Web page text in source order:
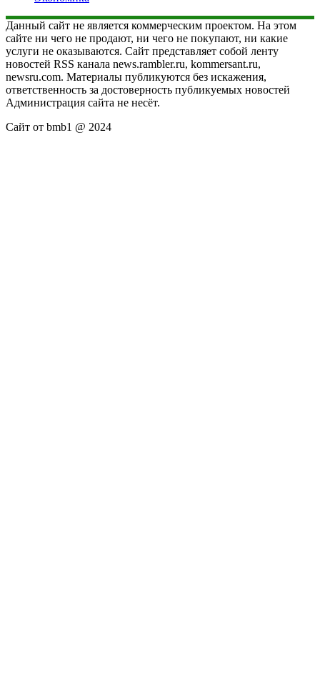
Данный сайт не является коммерческим проектом. На этом
сайте ни чего не продают, ни чего не покупают, ни какие
услуги не оказываются. Сайт представляет собой ленту
новостей RSS канала news.rambler.ru, kommersant.ru,
newsru.com. Материалы публикуются без искажения,
ответственность за достоверность публикуемых новостей
Администрация сайта не несёт.
Сайт от bmb1 @ 2024